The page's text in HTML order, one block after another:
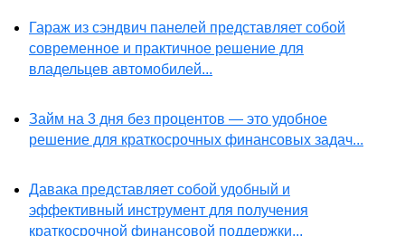
Гараж из сэндвич панелей представляет собой
современное и практичное решение для
владельцев автомобилей...
Займ на 3 дня без процентов — это удобное
решение для краткосрочных финансовых задач...
Давака представляет собой удобный и
эффективный инструмент для получения
краткосрочной финансовой поддержки...